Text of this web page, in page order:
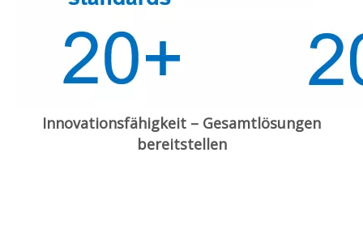
Innovationsfähigkeit – Gesamtlösungen
bereitstellen